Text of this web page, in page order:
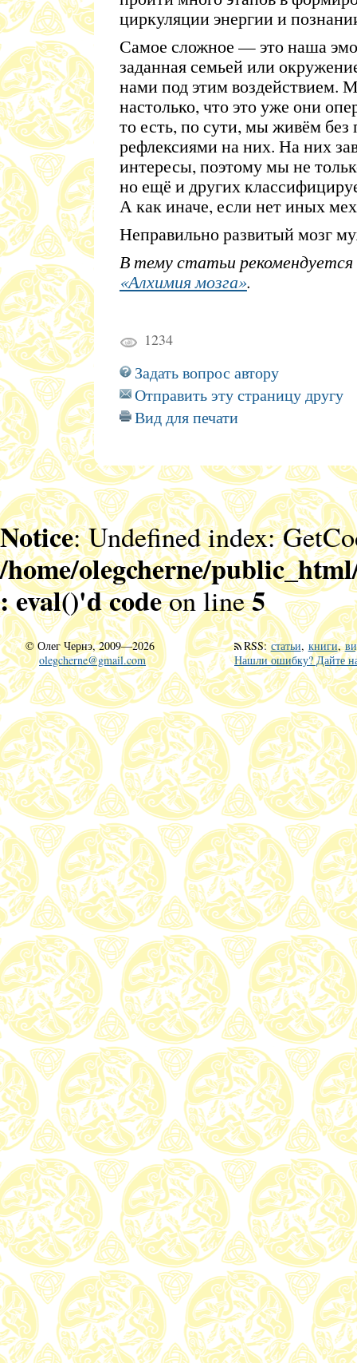
циркуляции энергии и
Самое сложное — это наша
заданная семьей или
нами под этим воздействием.
настолько, что это уже они
то есть, по сути, мы живём без
рефлексиями на них. На них
интересы, поэтому мы не
но ещё и других
А как иначе, если нет иных
Неправильно развитый мозг
В тему статьи
«Алхимия мозга».
1234
Задать вопрос автору
Отправить эту страницу другу
Вид для печати
Notice: Undefined index:
/home/olegcherne/
: eval()'d codeon line5
©Олег Чернэ, 2009—2026
olegcherne@gmail.com
RSS:статьи, книги,
Нашли ошибку? Дайте